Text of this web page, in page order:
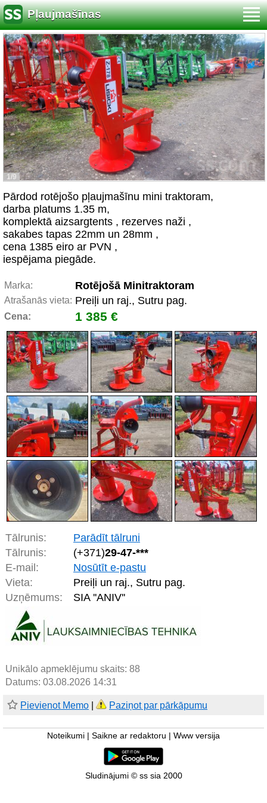
Pļaujmašīnas
1/9
Pārdod rotējošo pļaujmašīnu mini traktoram,
darba platums 1.35 m,
komplektā aizsargtents , rezerves naži ,
sakabes tapas 22mm un 28mm ,
cena 1385 eiro ar PVN ,
iespējama piegāde.
Marka: Rotējošā Minitraktoram
Atrašanās vieta: Preiļi un raj., Sutru pag.
Cena: 1 385 €
Tālrunis:
Parādīt tālruni
Tālrunis:
(+371)29-47-***
E-mail:
Nosūtīt e-pastu
Vieta:
Preiļi un raj., Sutru pag.
Uzņēmums:
SIA ''ANIV''
Unikālo apmeklējumu skaits: 88
Datums: 03.08.2026 14:31
Pievienot Memo Paziņot par pārkāpumu
Noteikumi Saikne ar redaktoru Www versija
Sludinājumi © ss sia 2000